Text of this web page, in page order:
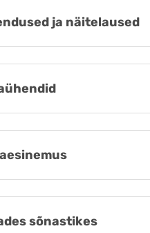
ja näitelaused
sõnastikes